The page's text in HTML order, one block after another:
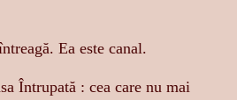
Ea este canal.
Întrupată : cea care nu mai